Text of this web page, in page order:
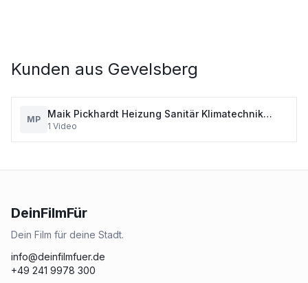
Kunden aus Gevelsberg
MP
Maik Pickhardt Heizung Sanitär Klimatechnik
Gevelsberg
1 Video
DeinFilmFür
Dein Film für deine Stadt.
info@deinfilmfuer.de
+49 241 9978 300